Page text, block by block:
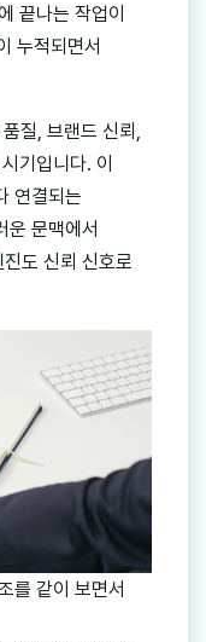
끝나는 작업이
누적되면서
질, 브랜드 신뢰,
기입니다. 이
연결되는
운 문맥에서
도 신뢰 신호로
를 같이 보면서